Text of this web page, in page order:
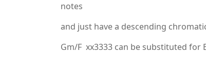
notes
and just have a descending
Gm/F xx3333 can be substituted for